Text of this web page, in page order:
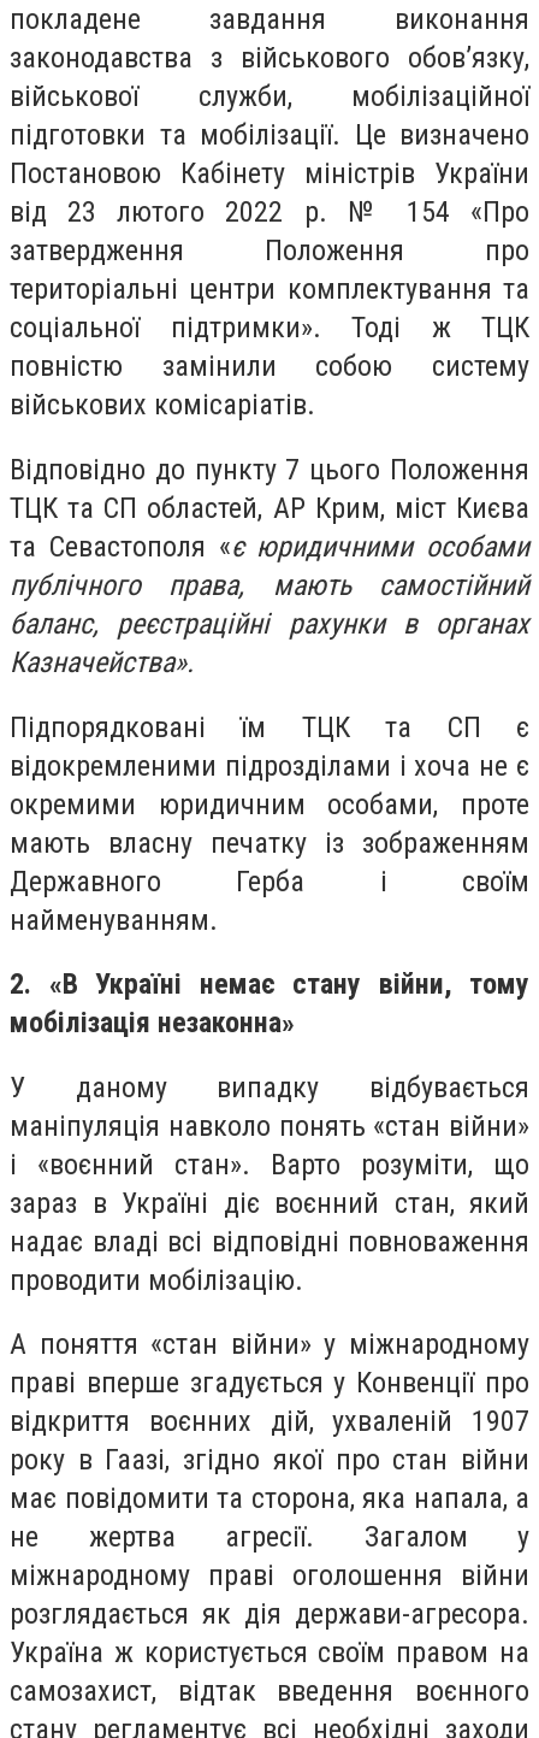
покладене завдання виконання
законодавства з військового обов’язку,
військової служби, мобілізаційної
підготовки та мобілізації. Це визначено
Постановою Кабінету міністрів України
від 23 лютого 2022 р. № 154 «Про
затвердження Положення про
територіальні центри комплектування та
соціальної підтримки». Тоді ж ТЦК
повністю замінили собою систему
військових комісаріатів.
Відповідно до пункту 7 цього Положення
ТЦК та СП областей, АР Крим, міст Києва
та Севастополя «є юридичними особами
публічного права, мають самостійний
баланс, реєстраційні рахунки в органах
Казначейства».
Підпорядковані їм ТЦК та СП є
відокремленими підрозділами і хоча не є
окремими юридичним особами, проте
мають власну печатку із зображенням
Державного Герба і своїм
найменуванням.
2. «В Україні немає стану війни, тому
мобілізація незаконна»
У даному випадку відбувається
маніпуляція навколо понять «стан війни»
і «воєнний стан». Варто розуміти, що
зараз в Україні діє воєнний стан, який
надає владі всі відповідні повноваження
проводити мобілізацію.
А поняття «стан війни» у міжнародному
праві вперше згадується у Конвенції про
відкриття воєнних дій, ухваленій 1907
року в Гаазі, згідно якої про стан війни
має повідомити та сторона, яка напала, а
не жертва агресії. Загалом у
міжнародному праві оголошення війни
розглядається як дія держави-агресора.
Україна ж користується своїм правом на
самозахист, відтак введення воєнного
стану регламентує всі необхідні заходи